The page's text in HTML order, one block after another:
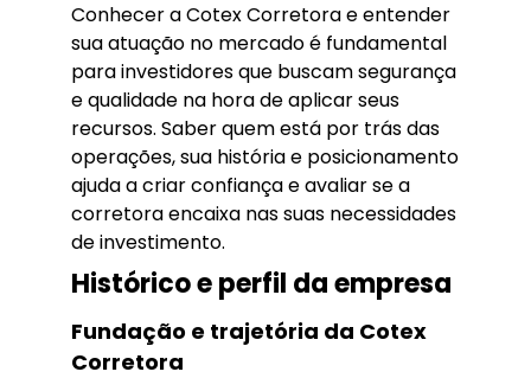
Conhecer a Cotex Corretora e entender
sua atuação no mercado é fundamental
para investidores que buscam segurança
e qualidade na hora de aplicar seus
recursos. Saber quem está por trás das
operações, sua história e posicionamento
ajuda a criar confiança e avaliar se a
corretora encaixa nas suas necessidades
de investimento.
Histórico e perfil da empresa
Fundação e trajetória da Cotex
Corretora